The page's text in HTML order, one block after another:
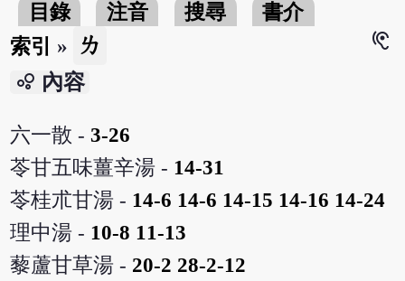
目錄 注音 搜尋
書介
索引
» ㄌ
hearing
bubble_chart 內容
六一散 -3-26
苓甘五味薑辛湯 - 14-31
苓桂朮甘湯 - 14-6 14-6 14-15 14-16 14-24
理中湯 - 10-8 11-13
藜蘆甘草湯 - 20-2 28-2-12